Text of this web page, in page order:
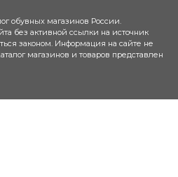
обувных магазинов России.
без активной ссылки на источник
законом. Информация на сайте не
магазинов и товаров представлен